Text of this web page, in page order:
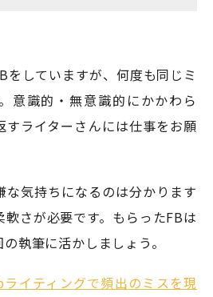
をしていますが、何度も同じミ
意識的・無意識的にかかわら
すライターさんには仕事をお願
な気持ちになるのは分かります
さが必要です。もらったFBは
執筆に活かしましょう。
ライティングで頻出のミスを現